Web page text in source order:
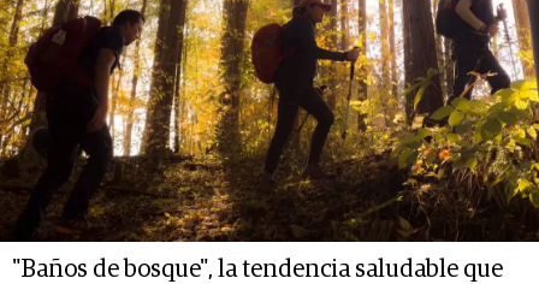
"Baños de bosque", la tendencia saludable que